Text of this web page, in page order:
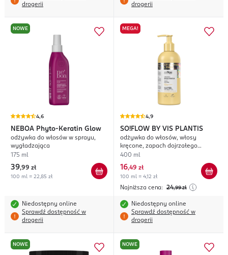
drogerii
drogerii
NOWE
4,6
NEBOA Phyto-Keratin Glow
odżywka do włosów w sprayu,
wygładzająca
175 ml
39,99 zł
100 ml = 22,85 zł
Niedostępny online
Sprawdź dostępność w
drogerii
MEGA!
4,9
SO!FLOW BY VIS PLANTIS
odżywka do włosów, włosy
kręcone, zapach dojrzałego
melona z aloesem
400 ml
16,49 zł
100 ml = 4,12 zł
Najniższa cena: 24,99 zł
Niedostępny online
Sprawdź dostępność w
drogerii
NOWE NOWE